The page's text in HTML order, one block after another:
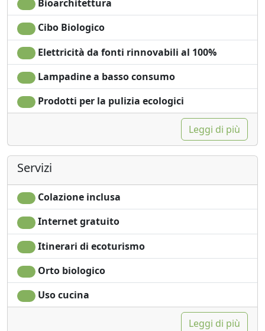
Tavolo da pranzo
Utensili da cucina
Frigorifero
Lavastoviglie
Macchina per il caffé
Zona pranzo
all'aperto
Arredi ecologici
lino
Bollitore con
selezione di thè e
tisane
Bioarchitettura
Cibo Biologico
Elettricità da fonti rinnovabili al 100%
Lampadine a basso consumo
Prodotti per la pulizia ecologici
Leggi di più
Servizi
Colazione inclusa
Internet gratuito
Itinerari di ecoturismo
Orto biologico
Uso cucina
Leggi di più